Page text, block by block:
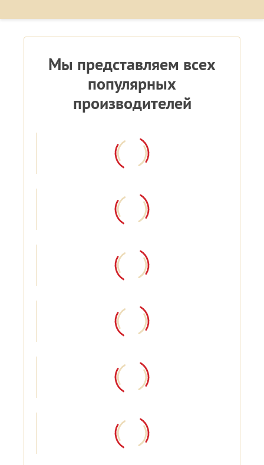
Мы представляем всех
популярных
производителей